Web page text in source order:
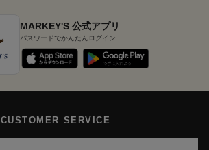
MARKEY'S 公式アプリ
パスワードでかんたんログイン
CUSTOMER SERVICE